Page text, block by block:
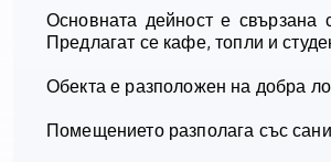
Основната дейност е свързана
Предлагат се кафе, топли и
Обекта е разположен на добра
Помещението разполага със